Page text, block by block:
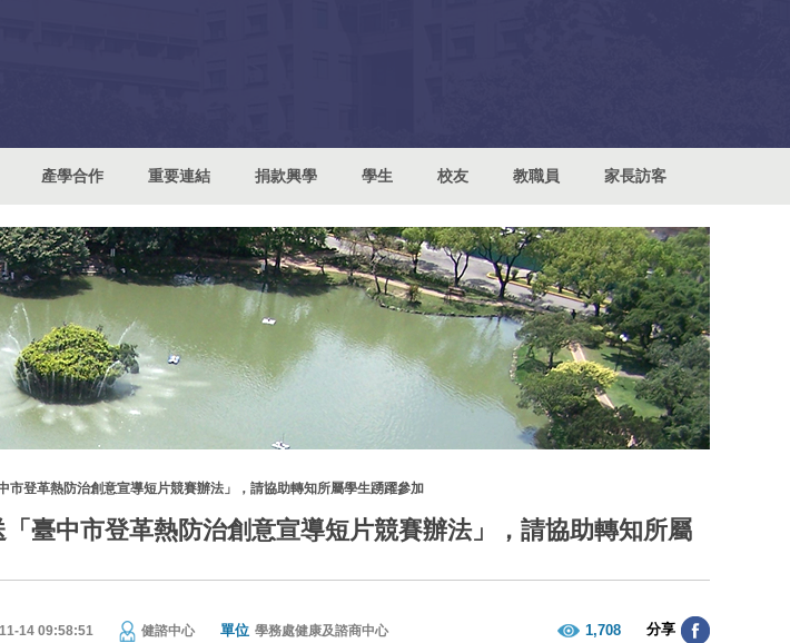
產學合作 重要連結 捐款興學 學生 校友 教職員 家長訪客
市登革熱防治創意宣導短片競賽辦法」，請協助轉知所屬學生踴躍參加
「臺中市登革熱防治創意宣導短片競賽辦法」，請協助轉知所屬
14 09:58:51 健諮中心 單位 學務處健康及諮商中心 1,708 分享